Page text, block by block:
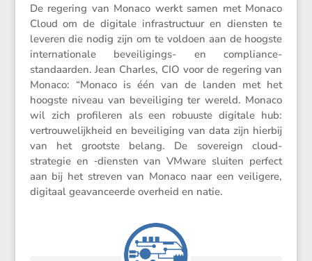
De regering van Monaco werkt samen met Monaco
Cloud om de digitale infra­struc­tuur en diensten te
leveren die nodig zijn om te voldoen aan de hoogste
inter­na­ti­o­nale bevei­li­gings- en compli­ance-
standaarden. Jean Charles, CIO voor de regering van
Monaco: “Monaco is één van de landen met het
hoogste niveau van bevei­li­ging ter wereld. Monaco
wil zich profi­leren als een robuuste digitale hub:
vertrou­we­lijk­heid en bevei­li­ging van data zijn hierbij
van het grootste belang. De sovereign cloud-
strategie en ‑diensten van VMware sluiten perfect
aan bij het streven van Monaco naar een veili­gere,
digitaal geavan­ceerde overheid en natie.